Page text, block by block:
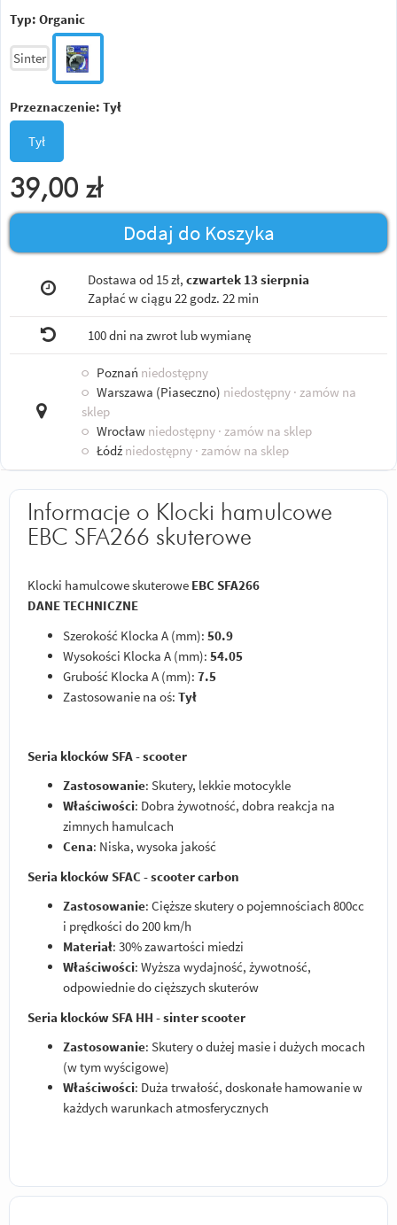
Typ: Organic
Sinter
Przeznaczenie: Tył
Tył
39,00 zł
Dodaj do Koszyka
Dostawa od 15 zł, czwartek 13 sierpnia
Zapłać w ciągu 22 godz. 22 min
100 dni na zwrot lub wymianę
○ Poznań niedostępny
○ Warszawa (Piaseczno) niedostępny · zamów na
sklep
○ Wrocław niedostępny · zamów na sklep
○ Łódź niedostępny · zamów na sklep
Informacje o Klocki hamulcowe
EBC SFA266 skuterowe
Klocki hamulcowe skuterowe EBC SFA266
DANE TECHNICZNE
Szerokość Klocka A (mm): 50.9
Wysokości Klocka A (mm): 54.05
Grubość Klocka A (mm): 7.5
Zastosowanie na oś: Tył
Seria klocków SFA - scooter
Zastosowanie: Skutery, lekkie motocykle
Właściwości: Dobra żywotność, dobra reakcja na
zimnych hamulcach
Cena: Niska, wysoka jakość
Seria klocków SFAC - scooter carbon
Zastosowanie: Cięższe skutery o pojemnościach 800cc
i prędkości do 200 km/h
Materiał: 30% zawartości miedzi
Właściwości: Wyższa wydajność, żywotność,
odpowiednie do cięższych skuterów
Seria klocków SFA HH - sinter scooter
Zastosowanie: Skutery o dużej masie i dużych mocach
(w tym wyścigowe)
Właściwości: Duża trwałość, doskonałe hamowanie w
każdych warunkach atmosferycznych